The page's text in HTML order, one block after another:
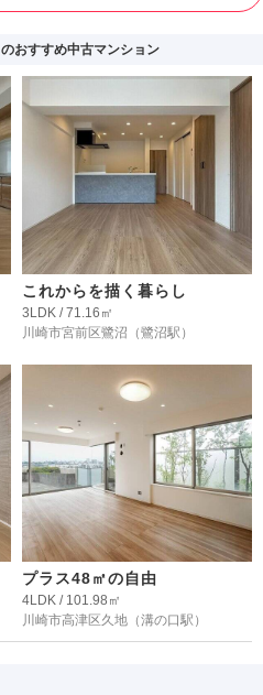
のおすすめ中古マンション
これからを描く暮らし
3LDK / 71.16㎡
川崎市宮前区鷺沼 （鷺沼駅）
プラス48㎡の自由
4LDK / 101.98㎡
川崎市高津区久地 （溝の口駅）